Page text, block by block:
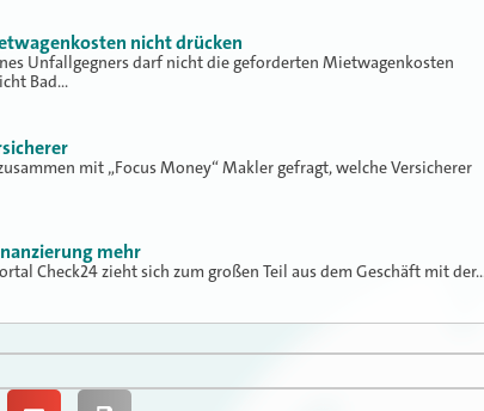
nicht drücken
Unfallgegners darf nicht die geforderten Mietwagenkosten
Bad…
mit „Focus Money“ Makler gefragt, welche Versicherer
mehr
Check24 zieht sich zum großen Teil aus dem Geschäft mit